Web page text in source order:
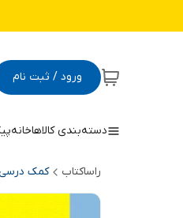
ورود / ثبت نام
دسته‌بندی کالاهاخانه
راساکتاب کمک